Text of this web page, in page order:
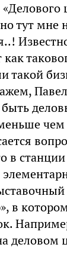
тут мне
такой
чем
в
в
деловом